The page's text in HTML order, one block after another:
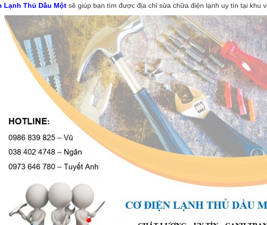
Lạnh Thủ Dầu Một sẽ giúp bạn tìm được địa chỉ sửa chữa điện lạnh uy tín tại khu